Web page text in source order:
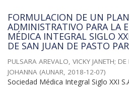
FORMULACION DE UN
ADMINISTRATIVO PARA LA
MÉDICA INTEGRAL SIGLO
DE SAN JUAN DE PASTO
PULSARA AREVALO, VICKY JANETH; DE
JOHANNA (AUNAR, 2018-12-07)
Sociedad Médica Integral Siglo XXI